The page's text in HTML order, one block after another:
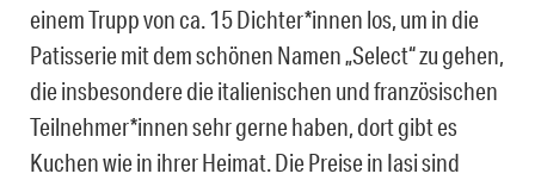
einem Trupp von ca. 15 Dichter*innen los, um in die
Patisserie mit dem schönen Namen „Select“ zu gehen,
die insbesondere die italienischen und französischen
Teilnehmer*innen sehr gerne haben, dort gibt es
Kuchen wie in ihrer Heimat. Die Preise in Iasi sind